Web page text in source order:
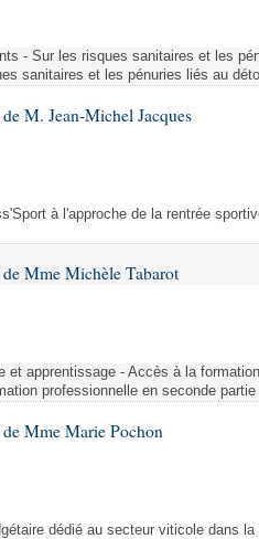
- Sur les risques sanitaires et les
sanitaires et les pénuries liés au
M. Jean-Michel Jacques
à l'approche de la rentrée
Mme Michèle Tabarot
et apprentissage - Accès à la
professionnelle en seconde partie
Mme Marie Pochon
dédié au secteur viticole dans